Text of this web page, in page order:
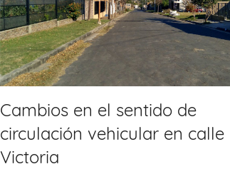
Cambios en el sentido de
circulación vehicular en calle
Victoria